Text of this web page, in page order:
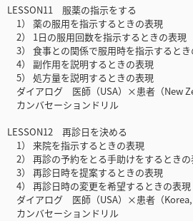
LESSON11 服薬の指示をする
1） 薬の服用を指示するときの表現
2） 1日の服用回数を指示するときの表現
3） 食事との関係で服用時を指示すると
4） 副作用を説明するときの表現
5） 処方量を説明するときの表現
ダイアログ 医師（USA）×患者（New
カンバセーションドリル
LESSON12 再診日を決める
1） 来院を指示するときの表現
2） 再診の予約をとる手助けをするとき
3） 再診日時を提案するときの表現
4） 再診日時の変更を希望するときの表現
ダイアログ 医師（USA）×患者（Korea,
カンバセーションドリル